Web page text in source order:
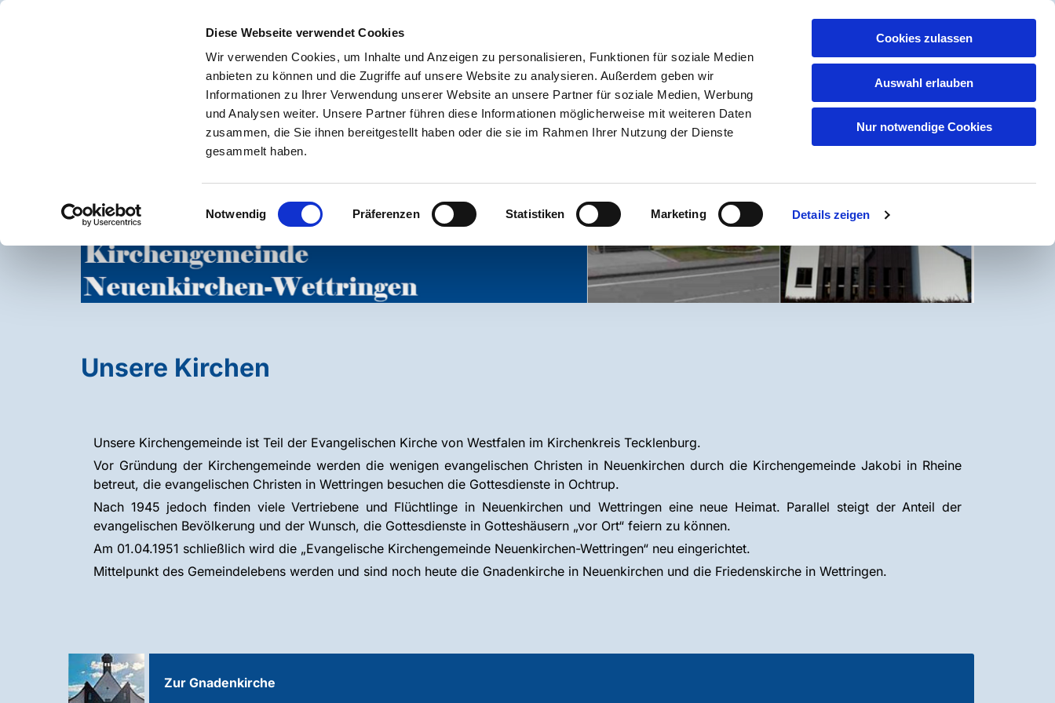
Diese Webseite verwendet Cookies
Wir verwenden Cookies, um Inhalte und Anzeigen zu personalisieren, Funktionen für soziale Medien
anbieten zu können und die Zugriffe auf unsere Website zu analysieren. Außerdem geben wir
Informationen zu Ihrer Verwendung unserer Website an unsere Partner für soziale Medien, Werbung
und Analysen weiter. Unsere Partner führen diese Informationen möglicherweise mit weiteren Daten
zusammen, die Sie ihnen bereitgestellt haben oder die sie im Rahmen Ihrer Nutzung der Dienste
gesammelt haben.
Einwilligungsauswahl
Notwendig Präferenzen Statistiken Marketing Details zeigen
Cookies zulassen
Auswahl erlauben
Nur notwendige Cookies
Unsere Kirchen
Unsere Kirchengemeinde ist Teil der Evangelischen Kirche von Westfalen im Kirchenkreis Tecklenburg.
Vor Gründung der Kirchengemeinde werden die wenigen evangelischen Christen in Neuenkirchen durch die Kirchengemeinde Jakobi in Rheine
betreut, die evangelischen Christen in Wettringen besuchen die Gottesdienste in Ochtrup.
Nach 1945 jedoch finden viele Vertriebene und Flüchtlinge in Neuenkirchen und Wettringen eine neue Heimat. Parallel steigt der Anteil der
evangelischen Bevölkerung und der Wunsch, die Gottesdienste in Gotteshäusern „vor Ort“ feiern zu können.
Am 01.04.1951 schließlich wird die „Evangelische Kirchengemeinde Neuenkirchen-Wettringen“ neu eingerichtet.
Mittelpunkt des Gemeindelebens werden und sind noch heute die Gnadenkirche in Neuenkirchen und die Friedenskirche in Wettringen.
Zur Gnadenkirche